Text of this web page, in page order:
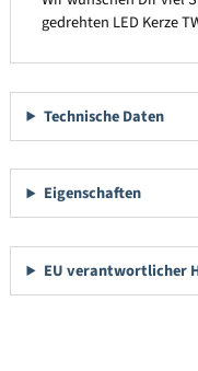
gedrehten LED Kerze
Technische Daten
Eigenschaften
EU verantwortlicher